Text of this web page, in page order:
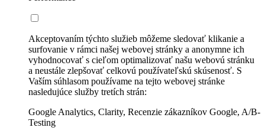
Akceptovaním týchto služieb môžeme sledovať klikanie a
surfovanie v rámci našej webovej stránky a anonymne ich
vyhodnocovať s cieľom optimalizovať našu webovú stránku
a neustále zlepšovať celkovú používateľskú skúsenosť. S
Vaším súhlasom používame na tejto webovej stránke
nasledujúce služby tretích strán:
Google Analytics, Clarity, Recenzie zákazníkov Google, A/B-
Testing